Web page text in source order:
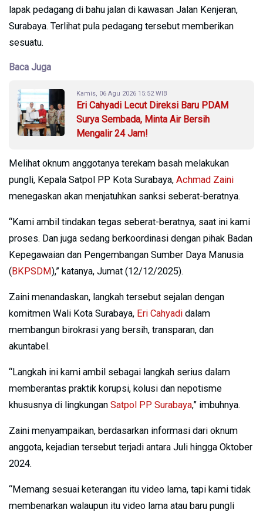
lapak pedagang di bahu jalan di kawasan Jalan Kenjeran,
Surabaya. Terlihat pula pedagang tersebut memberikan
sesuatu.
Baca Juga
Kamis, 06 Agu 2026 15:52 WIB
Eri Cahyadi Lecut Direksi Baru PDAM
Surya Sembada, Minta Air Bersih
Mengalir 24 Jam!
Melihat oknum anggotanya terekam basah melakukan
pungli, Kepala Satpol PP Kota Surabaya, Achmad Zaini
menegaskan akan menjatuhkan sanksi seberat-beratnya.
“Kami ambil tindakan tegas seberat-beratnya, saat ini kami
proses. Dan juga sedang berkoordinasi dengan pihak Badan
Kepegawaian dan Pengembangan Sumber Daya Manusia
(BKPSDM),” katanya, Jumat (12/12/2025).
Zaini menandaskan, langkah tersebut sejalan dengan
komitmen Wali Kota Surabaya, Eri Cahyadi dalam
membangun birokrasi yang bersih, transparan, dan
akuntabel.
“Langkah ini kami ambil sebagai langkah serius dalam
memberantas praktik korupsi, kolusi dan nepotisme
khususnya di lingkungan Satpol PP Surabaya,” imbuhnya.
Zaini menyampaikan, berdasarkan informasi dari oknum
anggota, kejadian tersebut terjadi antara Juli hingga Oktober
2024.
“Memang sesuai keterangan itu video lama, tapi kami tidak
membenarkan walaupun itu video lama atau baru pungli